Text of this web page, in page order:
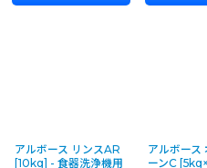
アルボース リンスAR
[10kg] - 食器洗浄機用
アルボース
ーンC